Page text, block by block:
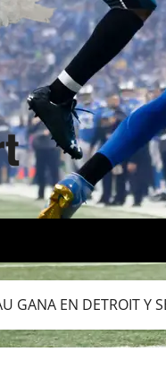
GANA EN DETROIT Y